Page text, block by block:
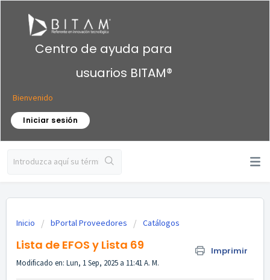
Centro de ayuda para
usuarios BITAM®
Bienvenido
Iniciar sesión
Inicio bPortal Proveedores Catálogos
Lista de EFOS y Lista 69 Imprimir
Modificado en: Lun, 1 Sep, 2025 a 11:41 A. M.